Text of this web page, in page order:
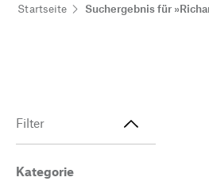
Startseite Suchergebnis für
Filter
Kategorie